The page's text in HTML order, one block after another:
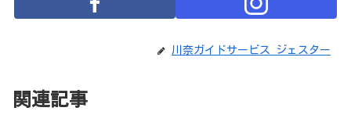
川奈ガイドサービス ジェスター
関連記事